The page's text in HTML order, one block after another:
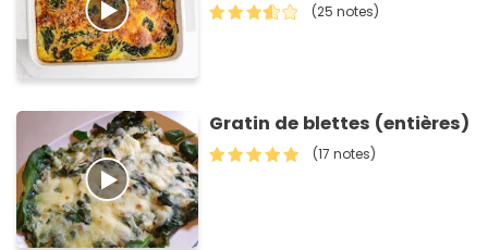
(25 notes)
Gratin de blettes (entières)
(17 notes)